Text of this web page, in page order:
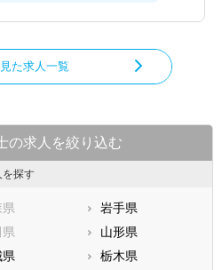
た求人一覧
の求人を絞り込む
を探す
岩手県
山形県
栃木県